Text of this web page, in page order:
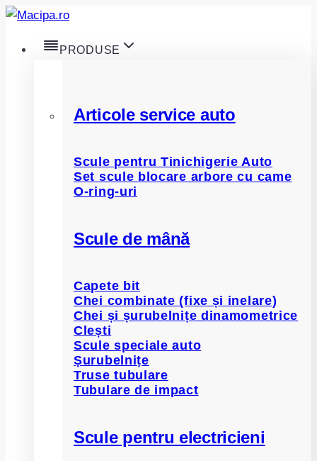
Skip
content
PRODUSE
Articole service auto
Scule pentru Tinichigerie Auto
Set scule blocare arbore cu came
O-ring-uri
Scule de mână
Capete bit
Chei combinate (fixe și inelare)
Chei și șurubelnițe dinamometrice
Clești
Scule speciale auto
Șurubelnițe
Truse tubulare
Tubulare de impact
Scule pentru electricieni